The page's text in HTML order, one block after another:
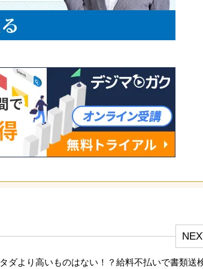
タダより高いものはない！？給料不払いで書類送